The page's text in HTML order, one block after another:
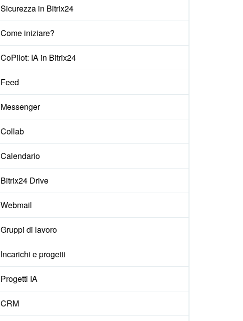
Sicurezza in Bitrix24
Come iniziare?
CoPilot: IA in Bitrix24
Feed
Messenger
Collab
Calendario
Bitrix24 Drive
Webmail
Gruppi di lavoro
Incarichi e progetti
Progetti IA
CRM